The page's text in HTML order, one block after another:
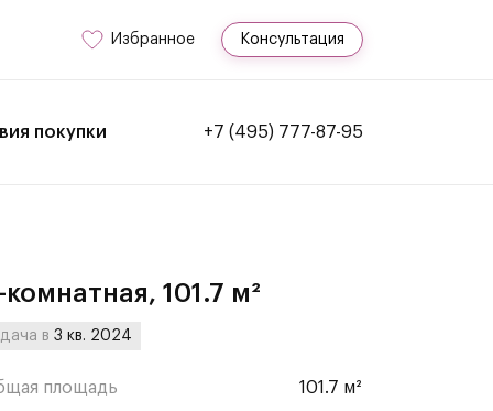
Избранное Консультация
покупки +7 (495) 777-87-95
комнатная, 101.7 м²
в3 кв. 2024
площадь 101.7 м²